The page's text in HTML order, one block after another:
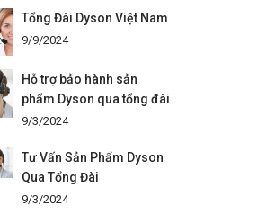
Tổng Đài Dyson Việt Nam
9/9/2024
Hỗ trợ bảo hành sản
phẩm Dyson qua tổng đài
9/3/2024
Tư Vấn Sản Phẩm Dyson
Qua Tổng Đài
9/3/2024